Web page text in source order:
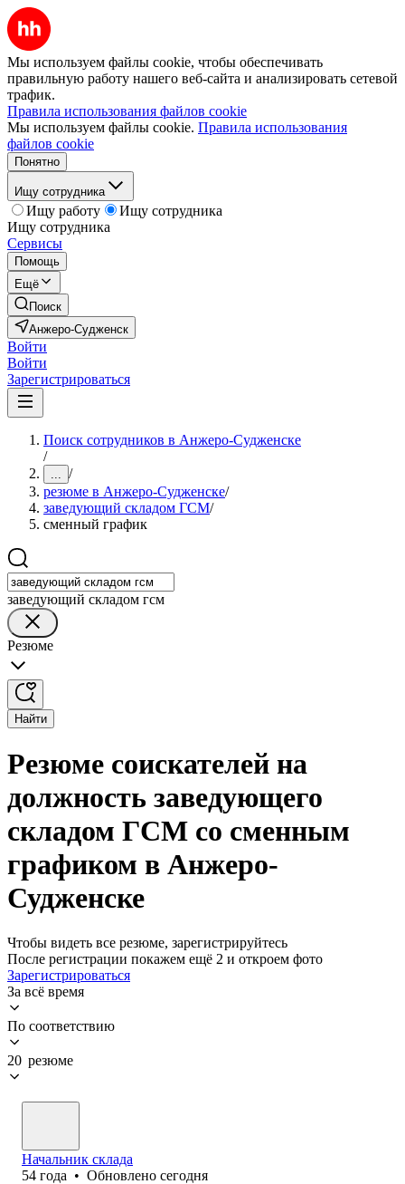
Мы используем файлы cookie, чтобы обеспечивать
правильную работу нашего веб-сайта и анализировать сетевой
трафик.
Правила использования файлов cookie
Мы используем файлы cookie. Правила использования
файлов cookie
Понятно
Ищу сотрудника
Ищу работу
Ищу сотрудника
Ищу сотрудника
Сервисы
Помощь
Ещё
Поиск
Анжеро-Судженск
Войти
Войти
Зарегистрироваться
Поиск сотрудников в Анжеро-Судженске
/
... /
резюме в Анжеро-Судженске/
заведующий складом ГСМ/
сменный график
заведующий складом гсм
Резюме
Найти
Резюме соискателей на
должность заведующего
складом ГСМ со сменным
графиком в Анжеро-
Судженске
Чтобы видеть все резюме, зарегистрируйтесь
После регистрации покажем ещё 2 и откроем фото
Зарегистрироваться
За всё время
По соответствию
20 резюме
Начальник склада
54 года • Обновлено сегодня